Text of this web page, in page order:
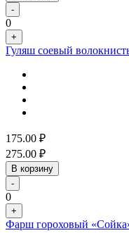
-
0
+
Гуляш соевый
175.00 ₽
275.00 ₽
В корзину
-
0
+
Фарш гороховый